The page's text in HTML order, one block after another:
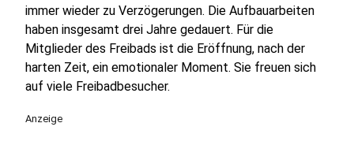
immer wieder zu Verzögerungen. Die Aufbauarbeiten
haben insgesamt drei Jahre gedauert. Für die
Mitglieder des Freibads ist die Eröffnung, nach der
harten Zeit, ein emotionaler Moment. Sie freuen sich
auf viele Freibadbesucher.
Anzeige